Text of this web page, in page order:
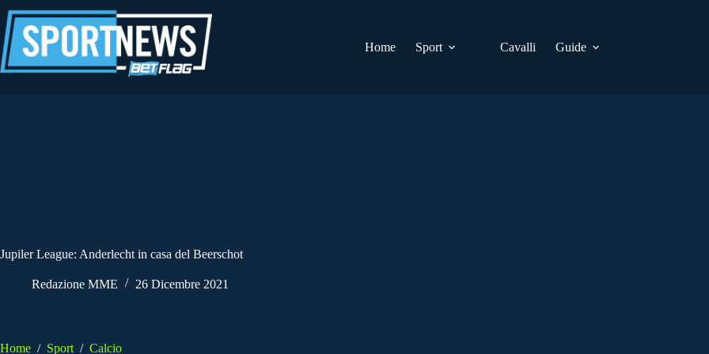
al
contenuto
Home
Sport Cavalli Guide
Jupiler League: Anderlecht in casa del Beerschot
Redazione MME 26 Dicembre 2021
Home / Sport / Calcio